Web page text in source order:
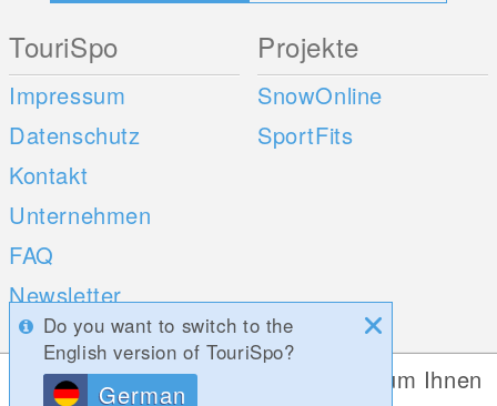
TouriSpo
Impressum
Datenschutz
Kontakt
Unternehmen
FAQ
Newsletter
Umfragen
Projekte
SnowOnline
SportFits
Do you want to switch to the
English version of TouriSpo?
German
Diese Website verwendet Cookies, um Ihnen